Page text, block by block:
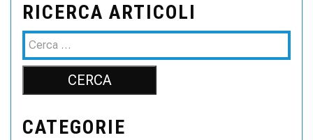
RICERCA ARTICOLI
CATEGORIE